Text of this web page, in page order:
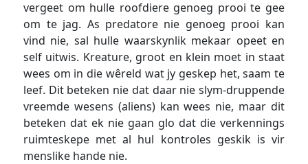
vergeet om hulle roofdiere genoeg prooi te gee
om te jag. As predatore nie genoeg prooi kan
vind nie, sal hulle waarskynlik mekaar opeet en
self uitwis. Kreature, groot en klein moet in staat
wees om in die wêreld wat jy geskep het, saam te
leef. Dit beteken nie dat daar nie slym-druppende
vreemde wesens (aliens) kan wees nie, maar dit
beteken dat ek nie gaan glo dat die verkennings
ruimteskepe met al hul kontroles geskik is vir
menslike hande nie.